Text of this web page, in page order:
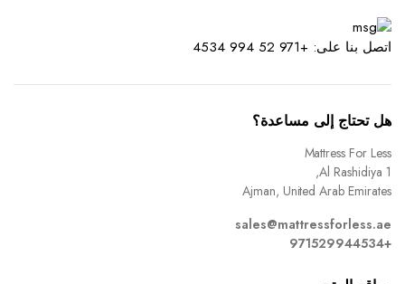
اتصل بنا على: +971 52 994 4534
هل تحتاج إلى مساعدة؟
Mattress For Less
Al Rashidiya 1,
Ajman, United Arab Emirates
sales@mattressforless.ae
+971529944534